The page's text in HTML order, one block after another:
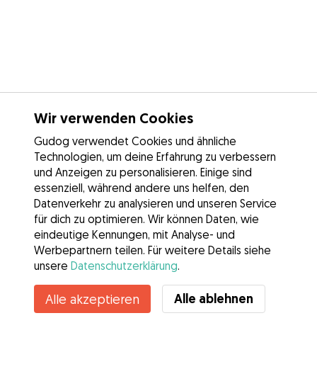
Wir verwenden Cookies
Gudog verwendet Cookies und ähnliche
Technologien, um deine Erfahrung zu verbessern
und Anzeigen zu personalisieren. Einige sind
essenziell, während andere uns helfen, den
Datenverkehr zu analysieren und unseren Service
für dich zu optimieren. Wir können Daten, wie
eindeutige Kennungen, mit Analyse- und
Werbepartnern teilen. Für weitere Details siehe
unsere Datenschutzerklärung.
Alle akzeptieren Alle ablehnen